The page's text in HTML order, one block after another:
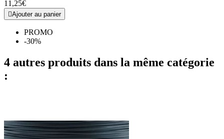
11,25€
Ajouter au panier
PROMO
-30%
4 autres produits dans la même catégorie
: